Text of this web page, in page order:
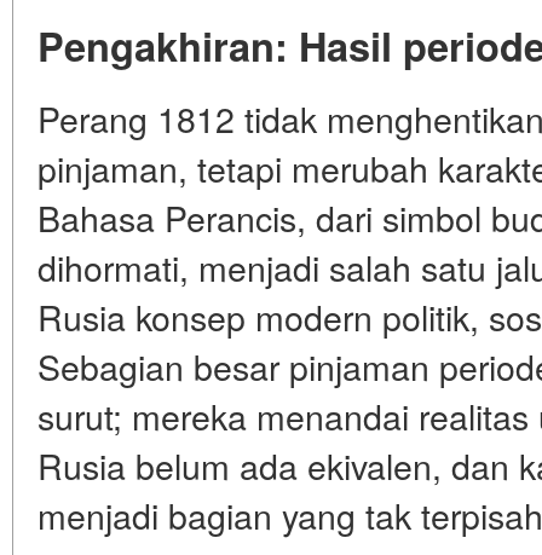
Pengakhiran: Hasil
Perang 1812 tidak
pinjaman, tetapi merubah
Bahasa Perancis, dari simbol
dihormati, menjadi salah satu
Rusia konsep modern politik,
Sebagian besar pinjaman
surut; mereka menandai
Rusia belum ada ekivalen, dan
menjadi bagian yang tak